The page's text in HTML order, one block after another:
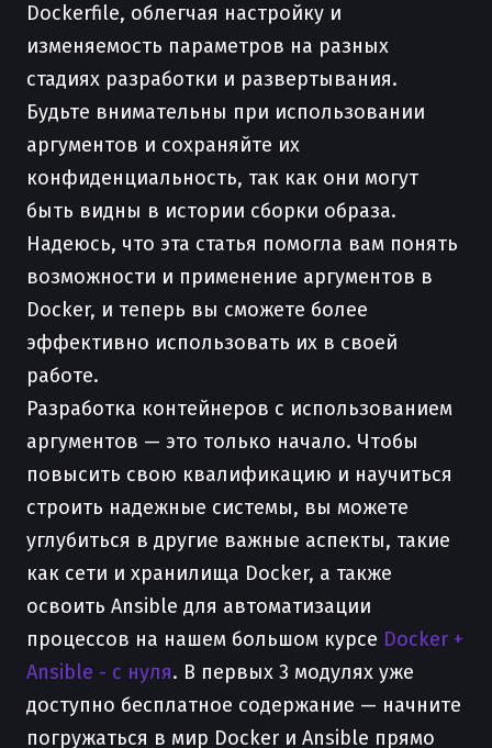
Dockerfile, облегчая настройку и
изменяемость параметров на разных
стадиях разработки и развертывания.
Будьте внимательны при использовании
аргументов и сохраняйте их
конфиденциальность, так как они могут
быть видны в истории сборки образа.
Надеюсь, что эта статья помогла вам понять
возможности и применение аргументов в
Docker, и теперь вы сможете более
эффективно использовать их в своей
работе.
Разработка контейнеров с использованием
аргументов — это только начало. Чтобы
повысить свою квалификацию и научиться
строить надежные системы, вы можете
углубиться в другие важные аспекты, такие
как сети и хранилища Docker, а также
освоить Ansible для автоматизации
процессов на нашем большом курсе Docker +
Ansible - с нуля. В первых 3 модулях уже
доступно бесплатное содержание — начните
погружаться в мир Docker и Ansible прямо